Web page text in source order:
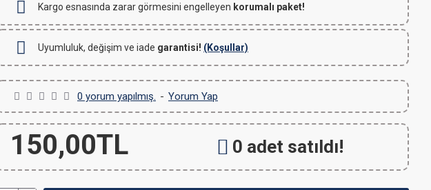
Kargo esnasında zarar görmesini engelleyen korumalı paket!
Uyumluluk, değişim ve iade garantisi! (Koşullar)
0 yorum yapılmış. - Yorum Yap
150,00TL 0 adet satıldı!